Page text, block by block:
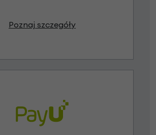
Poznaj szczegóły